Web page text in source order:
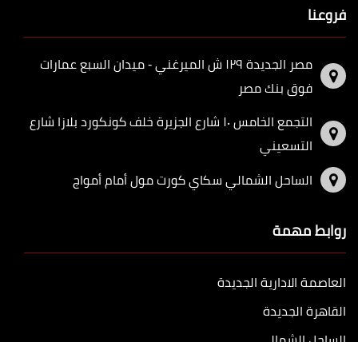
فروعنا
مصر الجديدة ١٢٩ ش الميرغني - ميدان السبع عمارات
فوق بنك مصر
التجمع الخامس ١٠ شارع الجزيرة خلف كونكورد بلازا شارع
التسعيني
الساحل الشمالي سكاي كورت مول أمام أمواج
روابط مهمة
العاصمة الادارية الجديدة
القاهرة الجديدة